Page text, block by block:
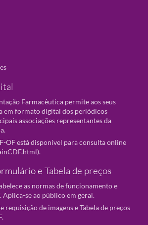
Farmacêutica permite aos seus
em formato digital dos periódicos
associações representantes da
OF está disponivel para consulta online
).
e Tabela de preços
as normas de funcionamento e
Aplica-se ao público em geral.
de imagens e Tabela de preços